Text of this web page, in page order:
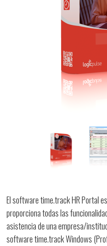
El software time.track HR Portal
proporciona todas las
asistencia de una empresa/
software time.track Windows